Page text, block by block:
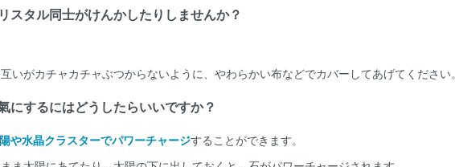
スタル同士がけんかしたりしませんか？
いがカチャカチャぶつからないように、やわらかい布などでカバーしてあげてください。
にするにはどうしたらいいですか？
や水晶クラスターでパワーチャージすることができます。